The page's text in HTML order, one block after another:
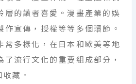
層的讀者喜愛。漫畫產業的娛
作宣傳，授權等等多個環節。
常多樣化，在日本和歐美等地
了流行文化的重要組成部分，
藏。